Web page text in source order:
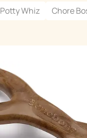
Potty Whiz Chore